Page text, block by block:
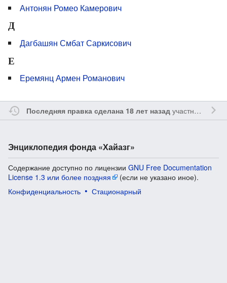
Антонян Ромео Камерович
Д
Дагбашян Смбат Саркисович
Е
Еремянц Армен Романович
Последняя правка сделана 18 лет назадучастником
Энциклопедия фонда «Хайазг»
Содержание доступно по лицензии GNU Free Documentation
License 1.3 или более поздняя
(если не указано иное).
Конфиденциальность
Стационарный